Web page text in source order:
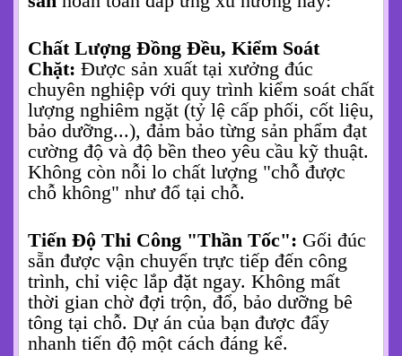
Chất Lượng Đồng Đều, Kiểm Soát
Chặt: Được sản xuất tại xưởng đúc
chuyên nghiệp với quy trình kiểm soát chất
lượng nghiêm ngặt (tỷ lệ cấp phối, cốt liệu,
bảo dưỡng...), đảm bảo từng sản phẩm đạt
cường độ và độ bền theo yêu cầu kỹ thuật.
Không còn nỗi lo chất lượng "chỗ được
chỗ không" như đổ tại chỗ.
Tiến Độ Thi Công "Thần Tốc": Gối đúc
sẵn được vận chuyển trực tiếp đến công
trình, chỉ việc lắp đặt ngay. Không mất
thời gian chờ đợi trộn, đổ, bảo dưỡng bê
tông tại chỗ. Dự án của bạn được đẩy
nhanh tiến độ một cách đáng kể.